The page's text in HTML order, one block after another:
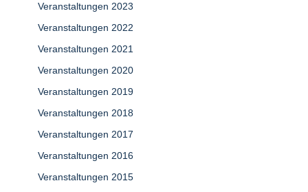
Veranstaltungen 2023
Veranstaltungen 2022
Veranstaltungen 2021
Veranstaltungen 2020
Veranstaltungen 2019
Veranstaltungen 2018
Veranstaltungen 2017
Veranstaltungen 2016
Veranstaltungen 2015